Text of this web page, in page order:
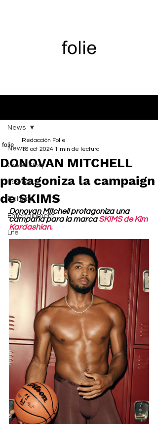
News
Cover Story
Fashion
Belleza
Entertainment
Life
News
DONOVAN MITCHELL
protagoniza la campaign
de SKIMS
Redacción Folie
18 oct 2024 1 min de lectura
Donovan Mitchell protagoniza una
campaña para la marca SKIMS de Kim
Kardashian.